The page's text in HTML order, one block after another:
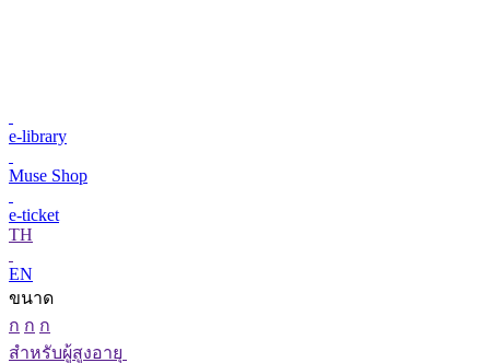
e-library
Muse Shop
e-ticket
TH
EN
ขนาด
ก ก ก
สำหรับผู้สูงอายุ